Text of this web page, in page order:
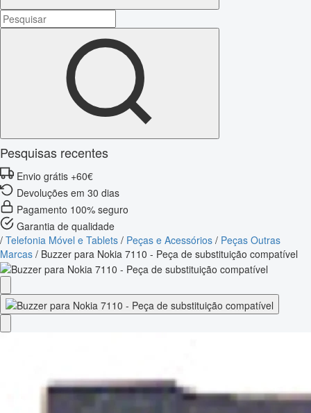
Pesquisas recentes
Envio grátis +60€
Devoluções em 30 dias
Pagamento 100% seguro
Garantia de qualidade
/ Telefonia Móvel e Tablets / Peças e Acessórios / Peças Outras
Marcas / Buzzer para Nokia 7110 - Peça de substituição compatível